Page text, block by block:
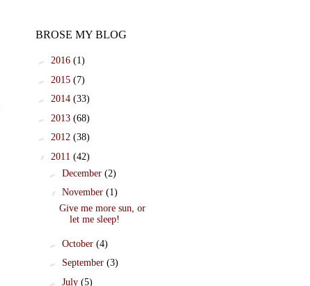
BROSE MY BLOG
► 2016 (1)
► 2015 (7)
► 2014 (33)
► 2013 (68)
► 2012 (38)
▼ 2011 (42)
►December(2)
▼November(1)
Give me more sun, or
let me sleep!
►October(4)
► September(3)
►July(5)